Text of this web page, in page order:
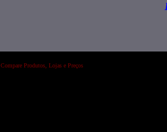
Compare Produtos, Lojas e Preços